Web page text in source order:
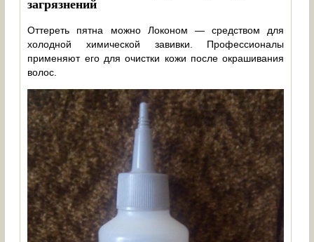
Оттереть пятна можно Локоном — средством для
холодной химической завивки. Профессионалы
применяют его для очистки кожи после окрашивания
волос.